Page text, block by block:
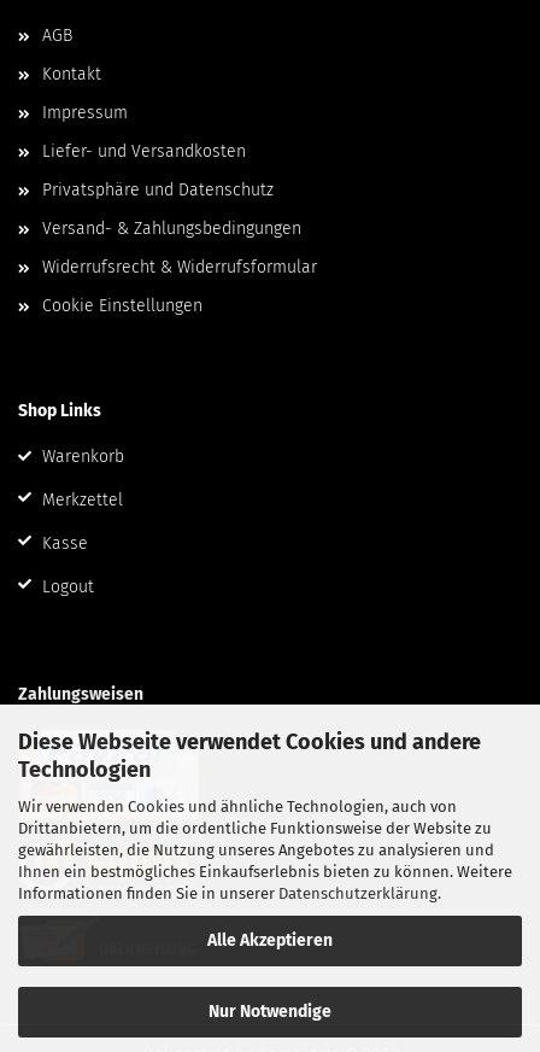
Diese Webseite verwendet Cookies und andere
Technologien
Wir verwenden Cookies und ähnliche Technologien, auch von
Drittanbietern, um die ordentliche Funktionsweise der Website zu
gewährleisten, die Nutzung unseres Angebotes zu analysieren und
Ihnen ein bestmögliches Einkaufserlebnis bieten zu können. Weitere
Informationen finden Sie in unserer Datenschutzerklärung.
Alle Akzeptieren
Nur Notwendige
AGB
Kontakt
Impressum
Liefer- und Versandkosten
Privatsphäre und Datenschutz
Versand- & Zahlungsbedingungen
Widerrufsrecht & Widerrufsformular
Cookie Einstellungen
Shop Links
Warenkorb
Merkzettel
Kasse
Logout
Zahlungsweisen